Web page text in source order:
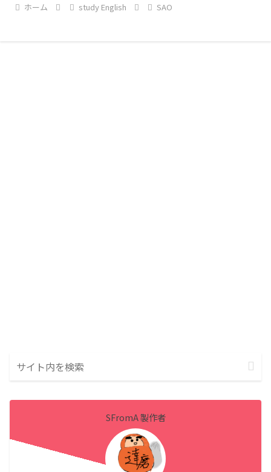
う！
ホーム study English SAO
SFromA 製作者